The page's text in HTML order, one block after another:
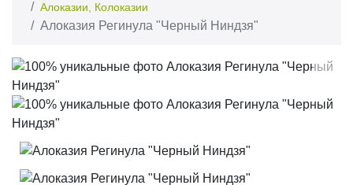
Алоказии, Колоказии
Алоказия Регинула "Черный Ниндзя"